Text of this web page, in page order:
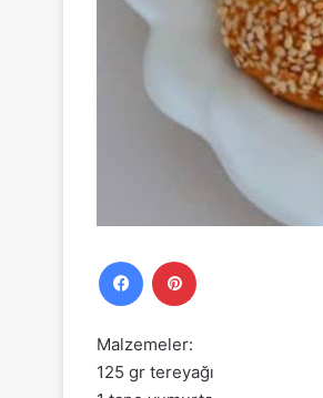
Facebook
Malzemeler:
125 gr tereyağı